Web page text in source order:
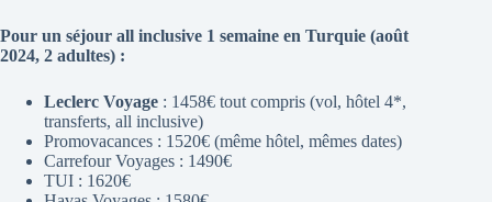
Pour un séjour all inclusive 1 semaine en Turquie (août
2024, 2 adultes) :
Leclerc Voyage : 1458€ tout compris (vol, hôtel 4*,
transferts, all inclusive)
Promovacances : 1520€ (même hôtel, mêmes dates)
Carrefour Voyages : 1490€
TUI : 1620€